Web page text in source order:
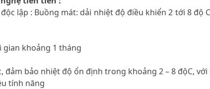
lập : Buồng mát: dải nhiệt độ điều khiển 2 tới 8 độ
khoảng 1 tháng
đảm bảo nhiệt độ ổn định trong khoảng 2 – 8 độC,
tính năng